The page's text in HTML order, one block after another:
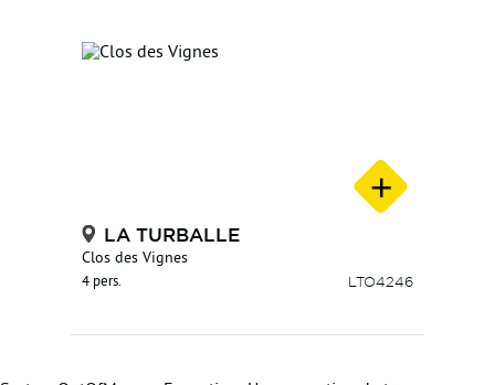
LA TURBALLE
Clos des Vignes
4 pers. LTO4246